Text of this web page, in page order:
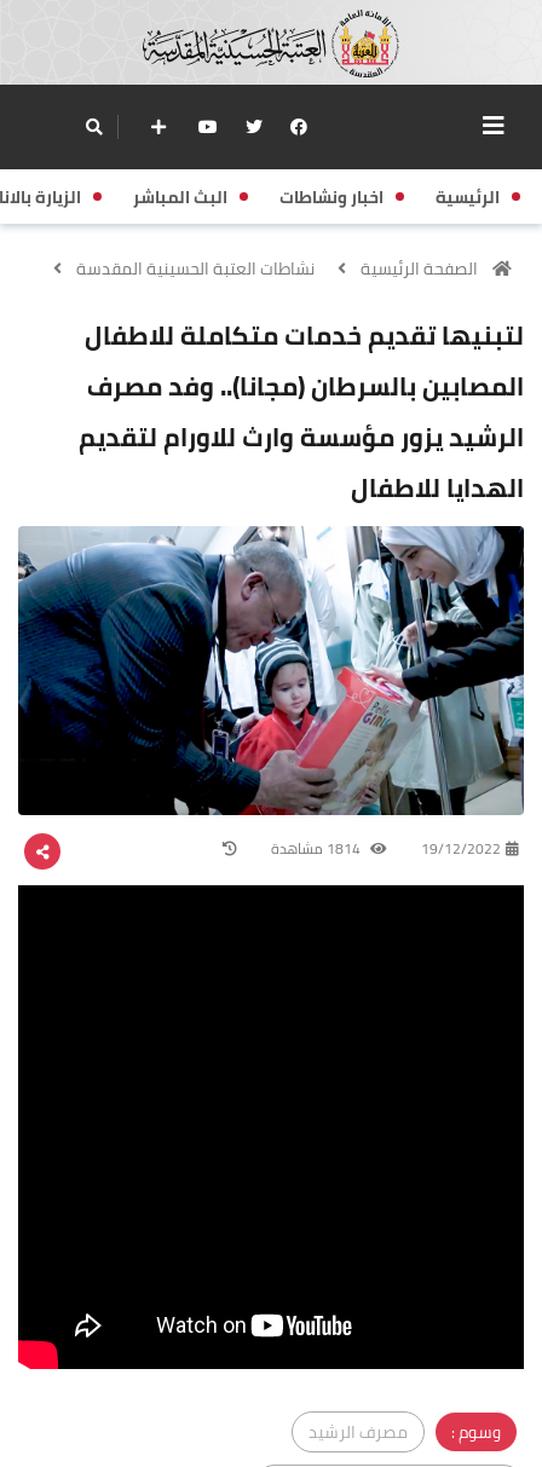
الرئيسية اخبار ونشاطات البث المباشر الزيارة
الصفحة الرئيسية نشاطات العتبة الحسينية المقدسة
لتبنيها تقديم خدمات متكاملة للاطفال
المصابين بالسرطان (مجانا).. وفد مصرف
الرشيد يزور مؤسسة وارث للاورام لتقديم
الهدايا للاطفال
19/12/2022
وسوم :
مصرف الرشيد